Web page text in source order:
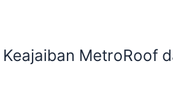
MetroRoof